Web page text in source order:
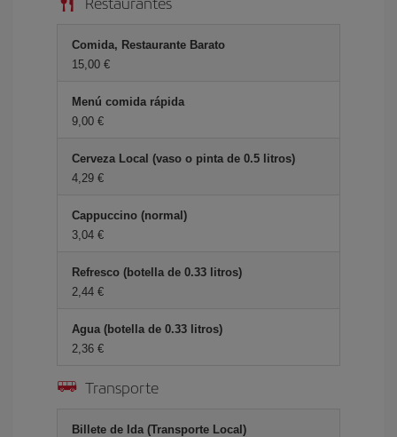
Comida, Restaurante Barato
15,00 €
Menú comida rápida
9,00 €
Cerveza Local (vaso o pinta de 0.5 litros)
4,29 €
Cappuccino (normal)
3,04 €
Refresco (botella de 0.33 litros)
2,44 €
Agua (botella de 0.33 litros)
2,36 €
Transporte
Billete de Ida (Transporte Local)